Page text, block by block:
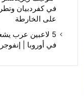
في كفردبيان
على الخارطة
في أوروبا |